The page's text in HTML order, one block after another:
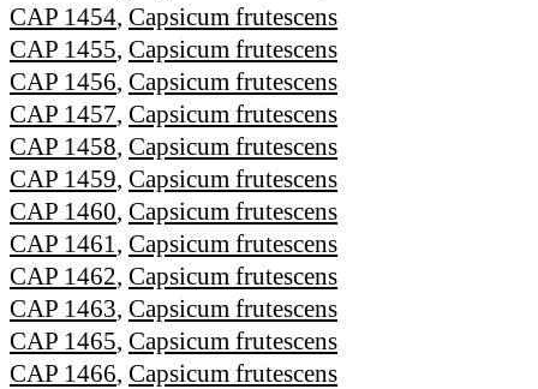
CAP 1454, Capsicum frutescens
CAP 1455, Capsicum frutescens
CAP 1456, Capsicum frutescens
CAP 1457, Capsicum frutescens
CAP 1458, Capsicum frutescens
CAP 1459, Capsicum frutescens
CAP 1460, Capsicum frutescens
CAP 1461, Capsicum frutescens
CAP 1462, Capsicum frutescens
CAP 1463, Capsicum frutescens
CAP 1465, Capsicum frutescens
CAP 1466, Capsicum frutescens